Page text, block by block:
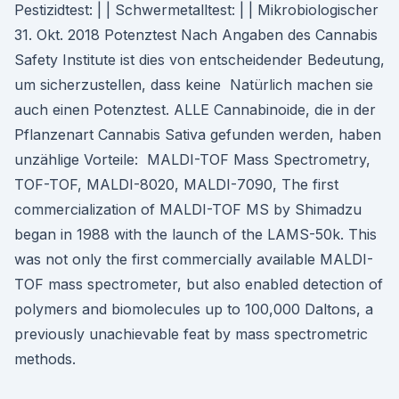
Pestizidtest: | | Schwermetalltest: | | Mikrobiologischer
31. Okt. 2018 Potenztest Nach Angaben des Cannabis
Safety Institute ist dies von entscheidender Bedeutung,
um sicherzustellen, dass keine Natürlich machen sie
auch einen Potenztest. ALLE Cannabinoide, die in der
Pflanzenart Cannabis Sativa gefunden werden, haben
unzählige Vorteile: MALDI-TOF Mass Spectrometry,
TOF-TOF, MALDI-8020, MALDI-7090, The first
commercialization of MALDI-TOF MS by Shimadzu
began in 1988 with the launch of the LAMS-50k. This
was not only the first commercially available MALDI-
TOF mass spectrometer, but also enabled detection of
polymers and biomolecules up to 100,000 Daltons, a
previously unachievable feat by mass spectrometric
methods.